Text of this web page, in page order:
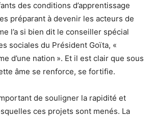
des conditions d’apprentissage
préparant à devenir les acteurs de
l’a si bien dit le conseiller spécial
sociales du Président Goïta, «
d’une nation ». Et il est clair que sous
âme se renforce, se fortifie.
de souligner la rapidité et
ces projets sont menés. La